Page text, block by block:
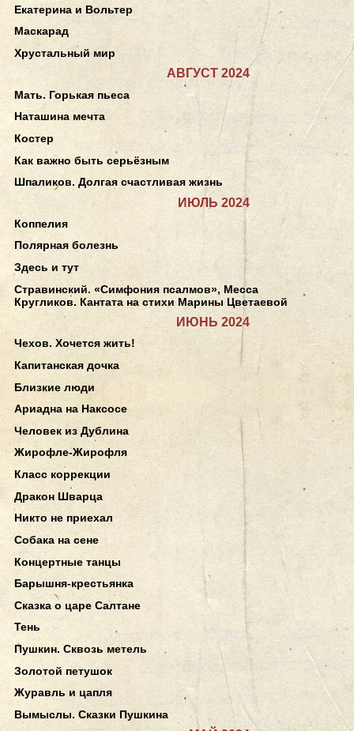
Екатерина и Вольтер
Маскарад
Хрустальный мир
АВГУСТ 2024
Мать. Горькая пьеса
Наташина мечта
Костер
Как важно быть серьёзным
Шпаликов. Долгая счастливая жизнь
ИЮЛЬ 2024
Коппелия
Полярная болезнь
Здесь и тут
Стравинский. «Симфония псалмов», Месса
Кругликов. Кантата на стихи Марины Цветаевой
ИЮНЬ 2024
Чехов. Хочется жить!
Капитанская дочка
Близкие люди
Ариадна на Наксосе
Человек из Дублина
Жирофле-Жирофля
Класс коррекции
Дракон Шварца
Никто не приехал
Собака на сене
Концертные танцы
Барышня-крестьянка
Сказка о царе Салтане
Тень
Пушкин. Сквозь метель
Золотой петушок
Журавль и цапля
Вымыслы. Сказки Пушкина